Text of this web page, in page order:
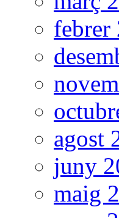
febrer
agost
juny
maig